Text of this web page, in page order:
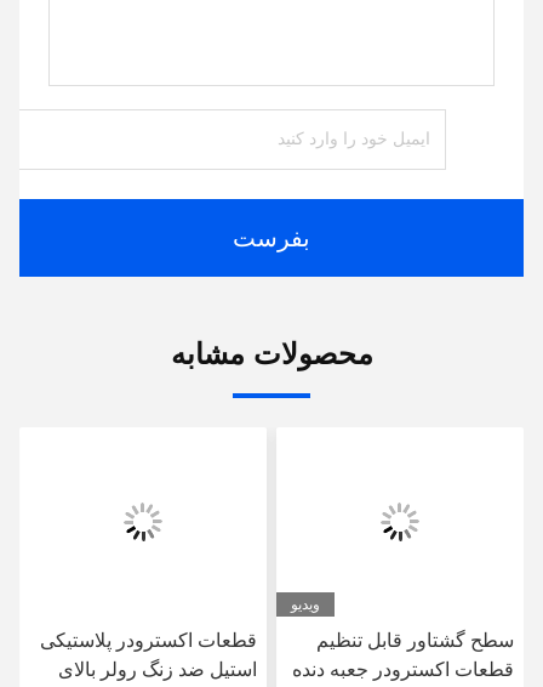
بفرست
محصولات مشابه
ویدیو
سطح گشتاور قابل تنظیم
قطعات اکسترودر جعبه دنده
قطعات اکسترودر پلاستیکی
استیل ضد زنگ رولر بالای